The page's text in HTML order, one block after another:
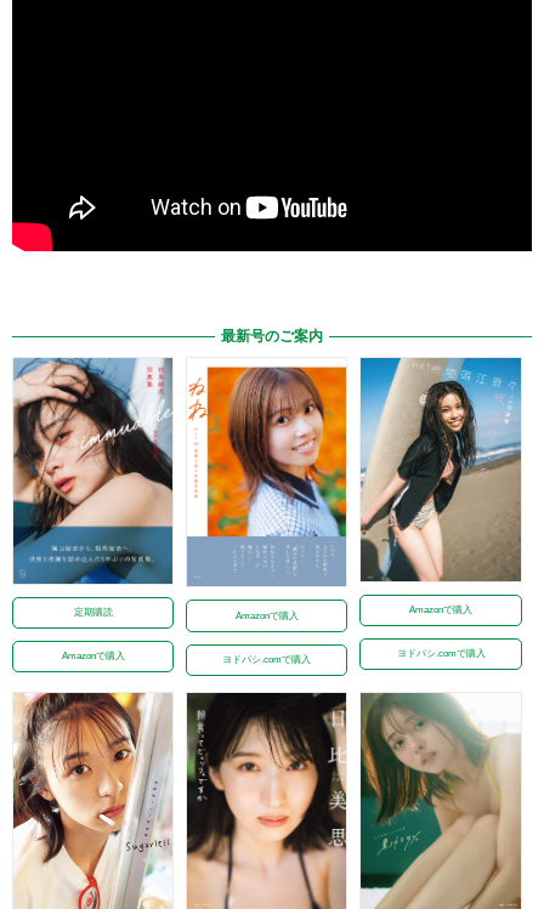
最新号のご案内
定期購読
Amazonで購入
Amazonで購入
ヨドバシ.comで購入
Amazonで購入
ヨドバシ.comで購入